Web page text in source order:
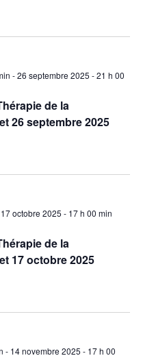
de la
26 septembre 2025
-26 septembre 2025 - 21 h 00
de la
17 octobre 2025
17 octobre 2025 - 17 h 00 min
- 14 novembre 2025 - 17 h 00